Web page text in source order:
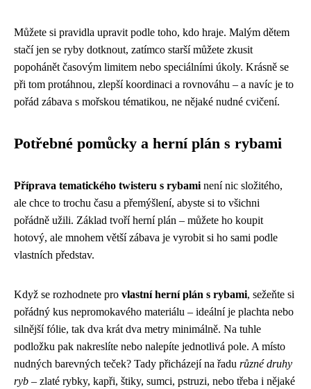
Můžete si pravidla upravit podle toho, kdo hraje. Malým dětem
stačí jen se ryby dotknout, zatímco starší můžete zkusit
popohánět časovým limitem nebo speciálními úkoly. Krásně se
při tom protáhnou, zlepší koordinaci a rovnováhu – a navíc je to
pořád zábava s mořskou tématikou, ne nějaké nudné cvičení.
Potřebné pomůcky a herní plán s rybami
Příprava tematického twisteru s rybami není nic složitého,
ale chce to trochu času a přemýšlení, abyste si to všichni
pořádně užili. Základ tvoří herní plán – můžete ho koupit
hotový, ale mnohem větší zábava je vyrobit si ho sami podle
vlastních představ.
Když se rozhodnete pro vlastní herní plán s rybami, sežeňte si
pořádný kus nepromokavého materiálu – ideální je plachta nebo
silnější fólie, tak dva krát dva metry minimálně. Na tuhle
podložku pak nakreslíte nebo nalepíte jednotlivá pole. A místo
nudných barevných teček? Tady přicházejí na řadu různé druhy
ryb – zlaté rybky, kapři, štiky, sumci, pstruzi, nebo třeba i nějaké